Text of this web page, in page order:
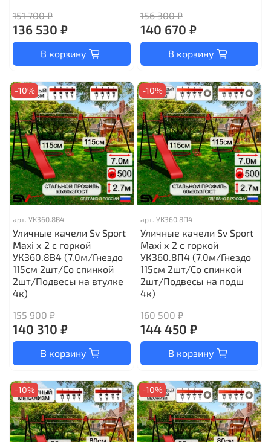
151 700 ₽
136 530 ₽
В корзину
156 300 ₽
140 670 ₽
В корзину
-10%
арт. УК360.8В4
Уличные качели Sv Sport
Maxi х 2 с горкой
УК360.8В4 (7.0м/Гнездо
115см 2шт/Со спинкой
2шт/Подвесы на втулке
4к)
155 900 ₽
140 310 ₽
В корзину
-10%
арт. УК360.8П4
Уличные качели Sv Sport
Maxi х 2 с горкой
УК360.8П4 (7.0м/Гнездо
115см 2шт/Со спинкой
2шт/Подвесы на подш
4к)
160 500 ₽
144 450 ₽
В корзину
-10% -10%